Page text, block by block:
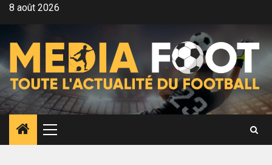
Aller8 août 2026
Menu
principal